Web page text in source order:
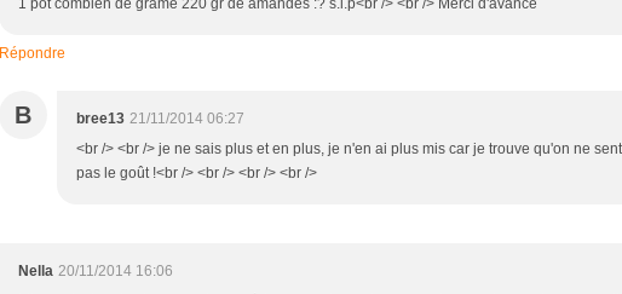
1 pot combien de grame 220 gr de amandes :? s.l.p<br /> <br /> Merci d'avance
Répondre
B bree13 21/11/2014 06:27
<br /> <br /> je ne sais plus et en plus, je n'en ai plus mis car je trouve qu'on ne
pas le goût !<br /> <br /> <br /> <br />
Nella 20/11/2014 16:06